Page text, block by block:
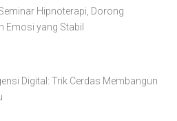
Hipnoterapi, Dorong
Emosi yang Stabil
Digital: Trik Cerdas Membangun